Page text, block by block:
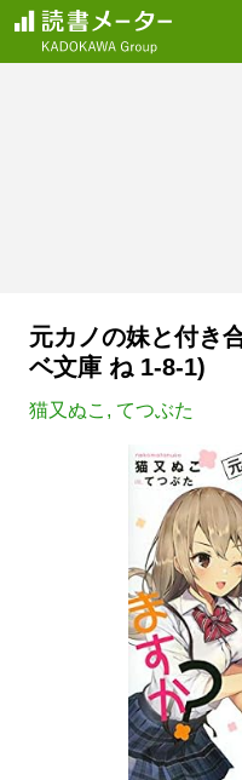
元カノの妹と付き
ベ文庫 ね 1-8-1)
猫又ぬこ , てつぶた